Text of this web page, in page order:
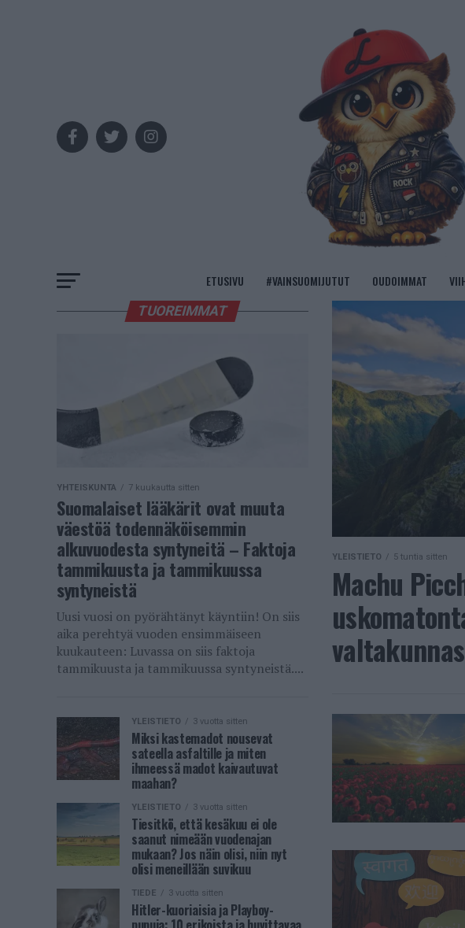
ETUSIVU #VAINSUOMIJUTUT OUDOIMMAT
YLEISTIETO 5 tuntia sitten
Machu
TUOREIMMAT
YHTEISKUNTA 7 kuukautta sitten
Suomalaiset lääkärit ovat muuta
väestöä todennäköisemmin
alkuvuodesta syntyneitä – Faktoja
tammikuusta ja tammikuussa
syntyneistä
Uusi vuosi on pyörähtänyt käyntiin! On siis
aika perehtyä vuoden ensimmäiseen
kuukauteen: Luvassa on siis faktoja
tammikuusta ja tammikuussa syntyneistä....
YLEISTIETO 3 vuotta sitten
Miksi kastemadot nousevat
sateella asfaltille ja miten
ihmeessä madot kaivautuvat
maahan?
YLEISTIETO 3 vuotta sitten
Tiesitkö, että kesäkuu ei ole
saanut nimeään vuodenajan
mukaan? Jos näin olisi, niin nyt
olisi meneillään suvikuu
TIEDE 3 vuotta sitten
Hitler-kuoriaisia ja Playboy-